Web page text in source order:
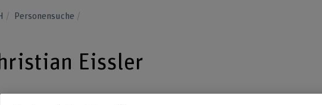
Personensuche
Eissler